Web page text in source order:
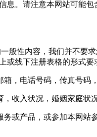
。请注意本网站可能包
性内容，我们并不要
线下注册表格的形式要
电话号码，传真号码
收入状况，婚姻家庭状
产品，或参加本网站